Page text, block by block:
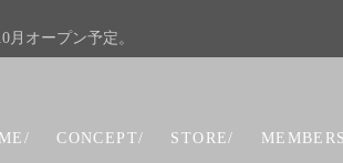
月オープン予定。
CONCEPT/ STORE/